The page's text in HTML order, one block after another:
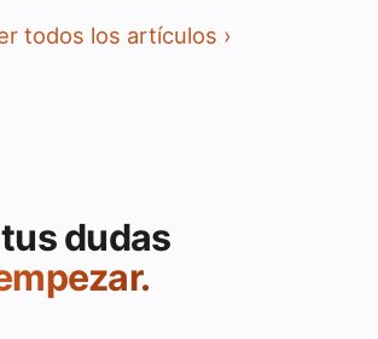
todos los artículos
dudas